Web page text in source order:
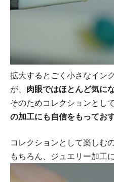
拡大するとごく小さなイン
が、 肉眼ではほとんど気に
そのためコレクションとし
の加工にも自信をもってお
コレクションとして楽しむ
もちろん、ジュエリー加工